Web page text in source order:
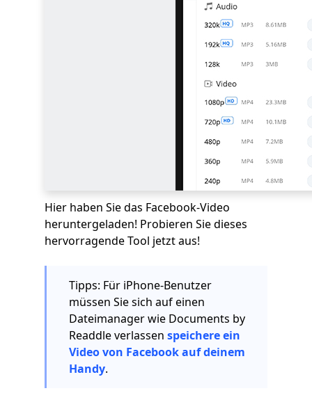
Hier haben Sie das Facebook-Video
heruntergeladen! Probieren Sie dieses
hervorragende Tool jetzt aus!
Tipps: Für iPhone-Benutzer
müssen Sie sich auf einen
Dateimanager wie Documents by
Readdle verlassen speichere ein
Video von Facebook auf deinem
Handy.